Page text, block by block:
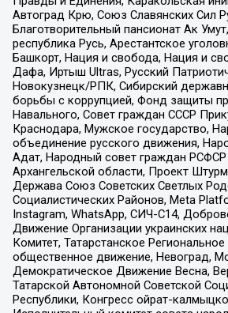
Автоград Крю, Союз Славянских Сил
Благотворительный пансионат Ак
республика Русь, Арестантское
Башкорт, Нация и свобода, Нация и
Дафа, Иртыш Ultras, Русский
Новокузнецк/РПК, Сибирский
борьбы с коррупцией, Фонд защиты
Навального, Совет граждан СССР
Краснодара, Мужское государство,
объединение русского движения,
Адат, Народный совет граждан
Архангельской области, Проект
Держава Союз Советских Светлых
Социалистических Районов, Meta
Instagram, WhatsApp, СИЧ-С14,
Движение Организации украинских
Комитет, Татарстанское
общественное движение, Невоград,
Демократическое Движение Весна,
Татарской Автономной Советской
Республики, Конгресс ойрат-